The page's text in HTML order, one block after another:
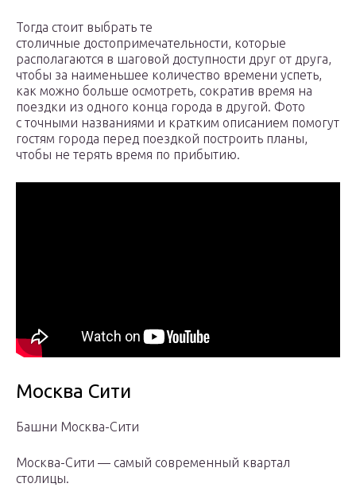
Тогда стоит выбрать те
столичные достопримечательности, которые
располагаются в шаговой доступности друг от друга,
чтобы за наименьшее количество времени успеть,
как можно больше осмотреть, сократив время на
поездки из одного конца города в другой. Фото
с точными названиями и кратким описанием помогут
гостям города перед поездкой построить планы,
чтобы не терять время по прибытию.
Москва Сити
Башни Москва-Сити
Москва-Сити — самый современный квартал
столицы.